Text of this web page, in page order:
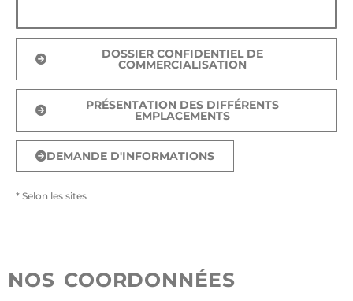
DOSSIER CONFIDENTIEL DE
COMMERCIALISATION
PRÉSENTATION DES DIFFÉRENTS
EMPLACEMENTS
DEMANDE D'INFORMATIONS
* Selon les sites
NOS COORDONNÉES